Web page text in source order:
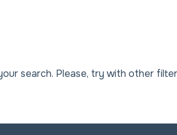
search. Please, try with other